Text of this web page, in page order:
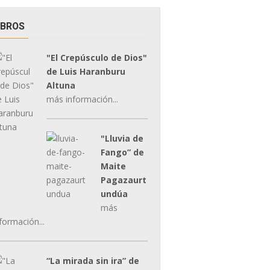
"El Crepúsculo de Dios"
de Luis Haranburu
Altuna
más información...
"Lluvia de
Fango” de
Maite
Pagazaurt
undúa
más
“La mirada sin ira” de